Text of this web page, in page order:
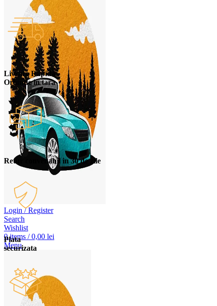
Login / Register
Search
Wishlist
0items / 0,00 lei
Menu
Livrare Rapida
Oriunde in tara
Retur convenabil in 30 de zile
Plata
securizata